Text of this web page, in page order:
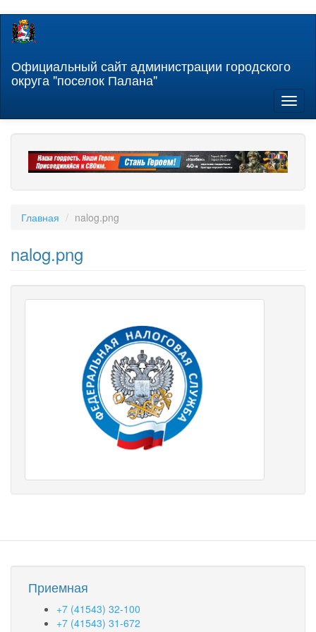
Перейти
содержанию
Официальный сайт администрации городского
округа "поселок Палана"
Главная nalog.png
nalog.png
Приемная
+7 (41543) 32-100
+7 (41543) 31-672